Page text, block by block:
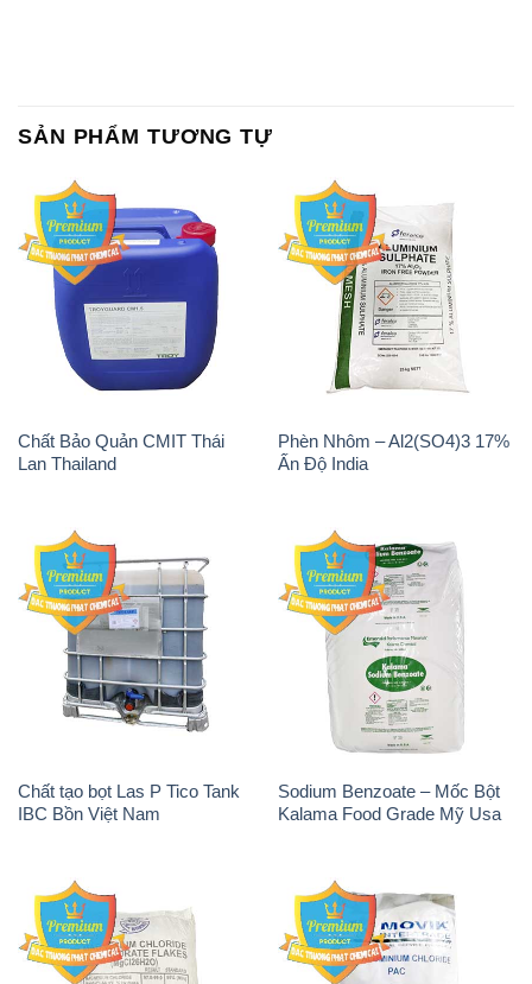
Chất Bảo Quản CMIT Thái
Lan Thailand
Phèn Nhôm – Al2(SO4)3 17%
Ấn Độ India
Chất tạo bọt Las P Tico Tank
IBC Bồn Việt Nam
Sodium Benzoate – Mốc Bột
Kalama Food Grade Mỹ Usa